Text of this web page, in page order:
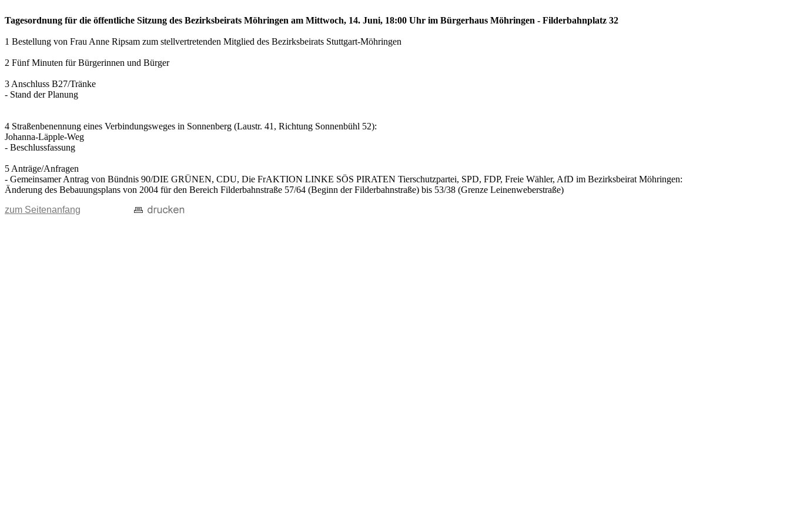
Tagesordnung für die öffentliche Sitzung des Bezirksbeirats Möhringen am Mittwoch, 14. Juni, 18:00 Uhr im Bürgerhaus Möhringen - Filderbahnplatz 32
1 Bestellung von Frau Anne Ripsam zum stellvertretenden Mitglied des Bezirksbeirats Stuttgart-Möhringen
2 Fünf Minuten für Bürgerinnen und Bürger
3 Anschluss B27/Tränke
- Stand der Planung
4 Straßenbenennung eines Verbindungsweges in Sonnenberg (Laustr. 41, Richtung Sonnenbühl 52):
Johanna-Läpple-Weg
- Beschlussfassung
5 Anträge/Anfragen
- Gemeinsamer Antrag von Bündnis 90/DIE GRÜNEN, CDU, Die FrAKTION LINKE SÖS PIRATEN Tierschutzpartei, SPD, FDP, Freie Wähler, AfD im Bezirksbeirat Möhringen:
Änderung des Bebauungsplans von 2004 für den Bereich Filderbahnstraße 57/64 (Beginn der Filderbahnstraße) bis 53/38 (Grenze Leinenweberstraße)
zum Seitenanfang